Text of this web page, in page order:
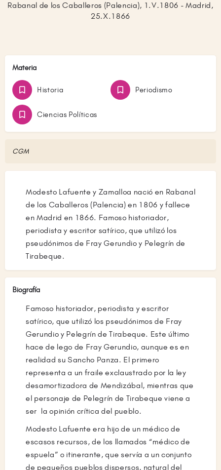
Rabanal de los Caballeros (Palencia), 1.V.1806 - Madrid,
25.X.1866
Materia
Historia Periodismo
Ciencias Políticas
CGM
Modesto Lafuente y Zamalloa nació en Rabanal
de los Caballeros (Palencia) en 1806 y fallece
en Madrid en 1866. Famoso historiador,
periodista y escritor satírico, que utilizó los
pseudónimos de Fray Gerundio y Pelegrín de
Tirabeque.
Biografía
Famoso historiador, periodista y escritor
satírico, que utilizó los pseudónimos de Fray
Gerundio y Pelegrín de Tirabeque. Este último
hace de lego de Fray Gerundio, aunque es en
realidad su Sancho Panza. El primero
representa a un fraile exclaustrado por la ley
desamortizadora de Mendizábal, mientras que
el personaje de Pelegrín de Tirabeque viene a
ser la opinión crítica del pueblo.
Modesto Lafuente era hijo de un médico de
escasos recursos, de los llamados “médico de
espuela” o itinerante, que servía a un conjunto
de pequeños pueblos dispersos, natural del